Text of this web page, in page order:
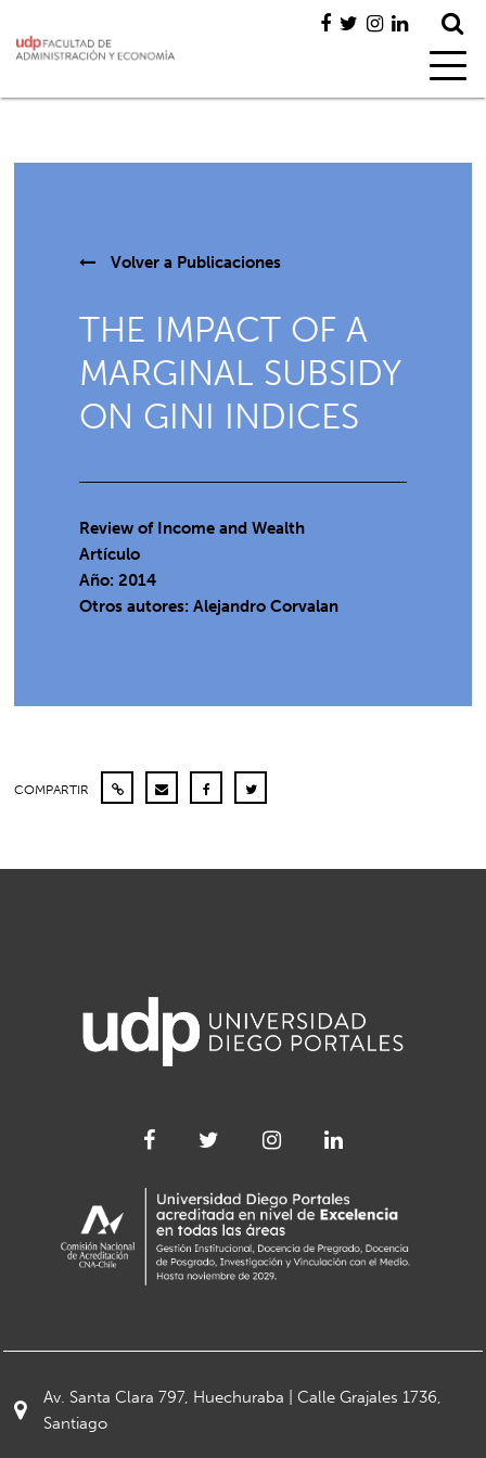
Volver a Publicaciones
THE IMPACT OF A
MARGINAL SUBSIDY
ON GINI INDICES
Review of Income and Wealth
Artículo
Año: 2014
Otros autores: Alejandro Corvalan
COMPARTIR
Av. Santa Clara 797, Huechuraba | Calle Grajales 1736,
Santiago